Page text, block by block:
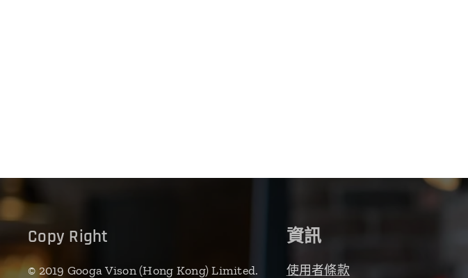
Copy Right
© 2019 Googa Vison (Hong Kong) Limited.
資訊
使用者條款